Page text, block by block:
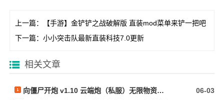
上一篇：
【手游】金铲铲之战破解版 直装mod菜单来铲一把吧
下一篇： 小小突击队最新直装科技7.0更新
相关文章
向僵尸开炮 v1.10 云端炮（私服）无限物资内置作弊
06-03